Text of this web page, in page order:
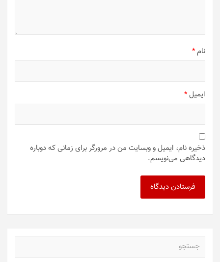
نام*
ایمیل*
ذخیره نام، ایمیل و وبسایت من در مرورگر برای زمانی که دوباره
دیدگاهی می‌نویسم.